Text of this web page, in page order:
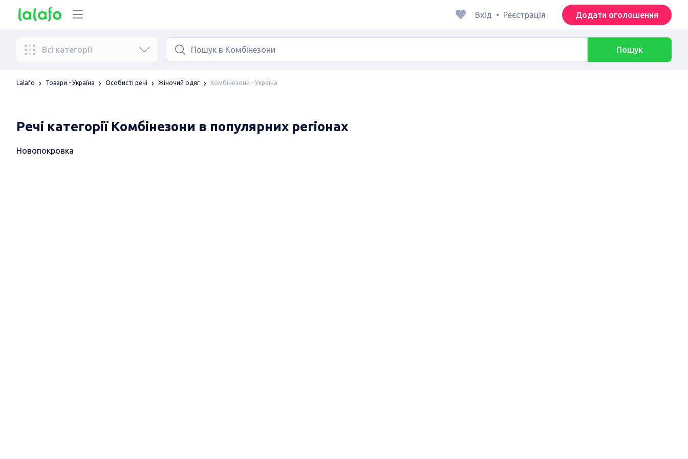
Вхід • Реєстрація Додати оголошення
Всі категорії Пошук
Lalafo Товари - Україна Особисті речі Жіночий одяг Комбінезони - Україна
Речі категорії Комбінезони в популярних регіонах
Новопокровка